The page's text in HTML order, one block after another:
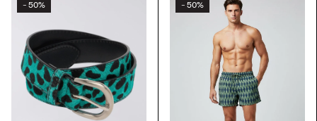
- 50% - 50%